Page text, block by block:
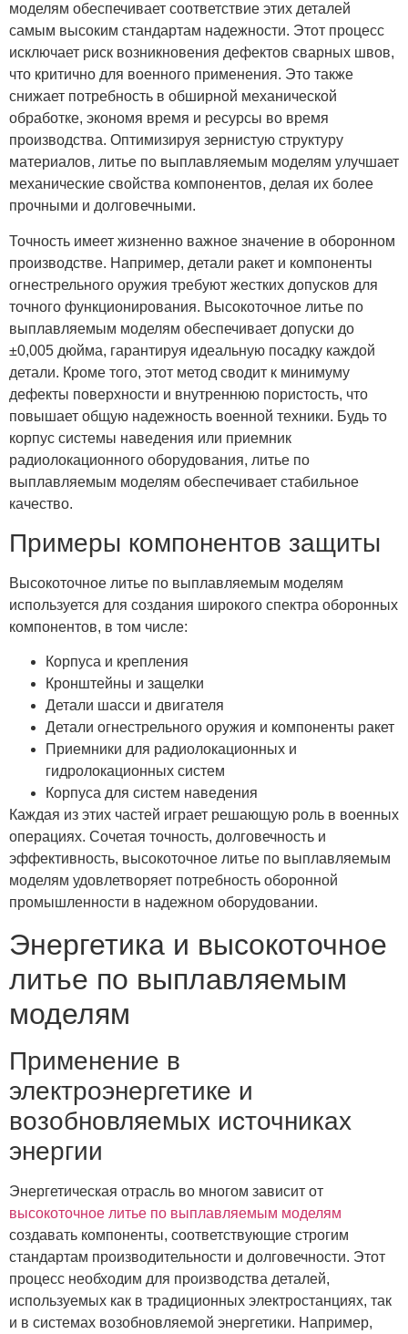
моделям обеспечивает соответствие этих деталей
самым высоким стандартам надежности. Этот процесс
исключает риск возникновения дефектов сварных швов,
что критично для военного применения. Это также
снижает потребность в обширной механической
обработке, экономя время и ресурсы во время
производства. Оптимизируя зернистую структуру
материалов, литье по выплавляемым моделям улучшает
механические свойства компонентов, делая их более
прочными и долговечными.
Точность имеет жизненно важное значение в оборонном
производстве. Например, детали ракет и компоненты
огнестрельного оружия требуют жестких допусков для
точного функционирования. Высокоточное литье по
выплавляемым моделям обеспечивает допуски до
±0,005 дюйма, гарантируя идеальную посадку каждой
детали. Кроме того, этот метод сводит к минимуму
дефекты поверхности и внутреннюю пористость, что
повышает общую надежность военной техники. Будь то
корпус системы наведения или приемник
радиолокационного оборудования, литье по
выплавляемым моделям обеспечивает стабильное
качество.
Примеры компонентов защиты
Высокоточное литье по выплавляемым моделям
используется для создания широкого спектра оборонных
компонентов, в том числе:
Корпуса и крепления
Кронштейны и защелки
Детали шасси и двигателя
Детали огнестрельного оружия и компоненты ракет
Приемники для радиолокационных и
гидролокационных систем
Корпуса для систем наведения
Каждая из этих частей играет решающую роль в военных
операциях. Сочетая точность, долговечность и
эффективность, высокоточное литье по выплавляемым
моделям удовлетворяет потребность оборонной
промышленности в надежном оборудовании.
Энергетика и высокоточное
литье по выплавляемым
моделям
Применение в
электроэнергетике и
возобновляемых источниках
энергии
Энергетическая отрасль во многом зависит от
высокоточное литье по выплавляемым моделям
создавать компоненты, соответствующие строгим
стандартам производительности и долговечности. Этот
процесс необходим для производства деталей,
используемых как в традиционных электростанциях, так
и в системах возобновляемой энергетики. Например,